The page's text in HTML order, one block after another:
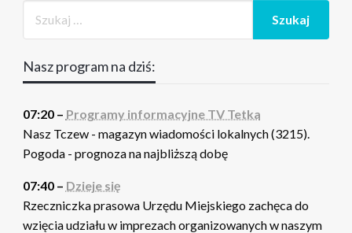
Nasz program na dziś:
07:20 – Programy informacyjne TV Tetka
Nasz Tczew - magazyn wiadomości lokalnych (3215).
Pogoda - prognoza na najbliższą dobę
07:40 – Dzieje się
Rzeczniczka prasowa Urzędu Miejskiego zachęca do
wzięcia udziału w imprezach organizowanych w naszym